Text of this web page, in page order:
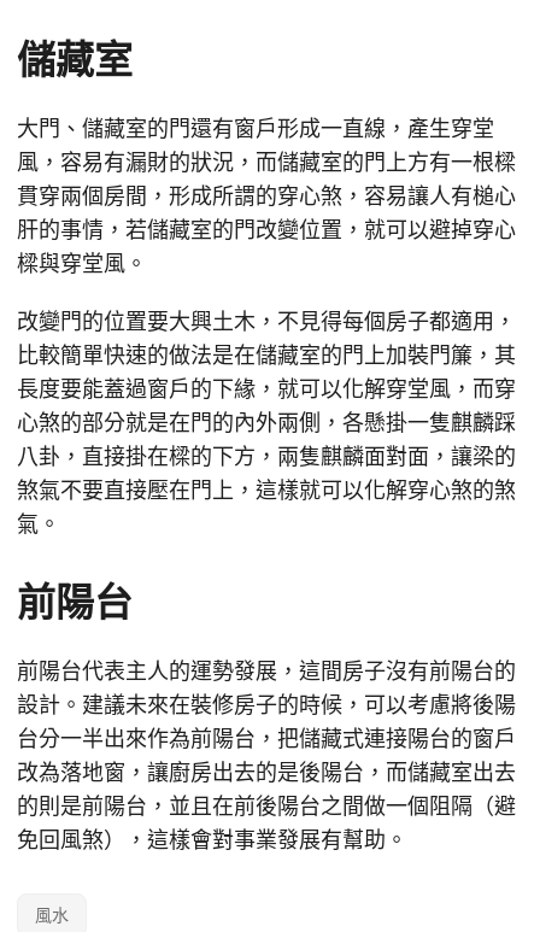
儲藏室
大門、儲藏室的門還有窗戶形成一直線，產生穿堂
風，容易有漏財的狀況，而儲藏室的門上方有一根樑
貫穿兩個房間，形成所謂的穿心煞，容易讓人有槌心
肝的事情，若儲藏室的門改變位置，就可以避掉穿心
樑與穿堂風。
改變門的位置要大興土木，不見得每個房子都適用，
比較簡單快速的做法是在儲藏室的門上加裝門簾，其
長度要能蓋過窗戶的下緣，就可以化解穿堂風，而穿
心煞的部分就是在門的內外兩側，各懸掛一隻麒麟踩
八卦，直接掛在樑的下方，兩隻麒麟面對面，讓梁的
煞氣不要直接壓在門上，這樣就可以化解穿心煞的煞
氣。
前陽台
前陽台代表主人的運勢發展，這間房子沒有前陽台的
設計。建議未來在裝修房子的時候，可以考慮將後陽
台分一半出來作為前陽台，把儲藏式連接陽台的窗戶
改為落地窗，讓廚房出去的是後陽台，而儲藏室出去
的則是前陽台，並且在前後陽台之間做一個阻隔（避
免回風煞），這樣會對事業發展有幫助。
風水